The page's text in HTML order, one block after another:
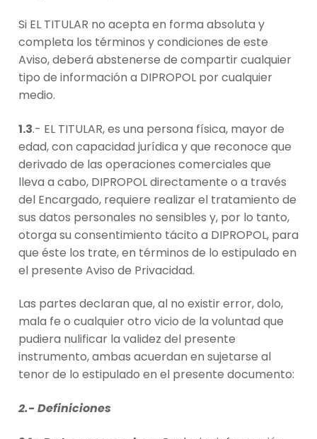
Si EL TITULAR no acepta en forma absoluta y
completa los términos y condiciones de este
Aviso, deberá abstenerse de compartir cualquier
tipo de información a DIPROPOL por cualquier
medio.
1.3.- EL TITULAR, es una persona física, mayor de
edad, con capacidad jurídica y que reconoce que
derivado de las operaciones comerciales que
lleva a cabo, DIPROPOL directamente o a través
del Encargado, requiere realizar el tratamiento de
sus datos personales no sensibles y, por lo tanto,
otorga su consentimiento tácito a DIPROPOL, para
que éste los trate, en términos de lo estipulado en
el presente Aviso de Privacidad.
Las partes declaran que, al no existir error, dolo,
mala fe o cualquier otro vicio de la voluntad que
pudiera nulificar la validez del presente
instrumento, ambas acuerdan en sujetarse al
tenor de lo estipulado en el presente documento:
2.- Definiciones